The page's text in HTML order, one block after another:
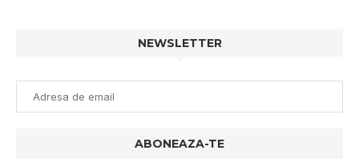
NEWSLETTER